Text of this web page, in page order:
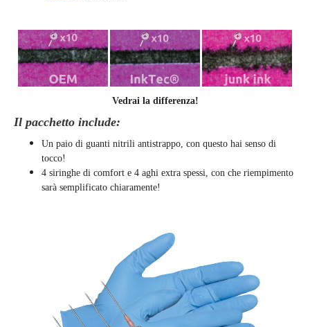
Vedrai la differenza!
Il pacchetto include:
Un paio di guanti nitrili antistrappo, con questo hai senso di
tocco!
4 siringhe di comfort e 4 aghi extra spessi, con che riempimento
sarà semplificato chiaramente!